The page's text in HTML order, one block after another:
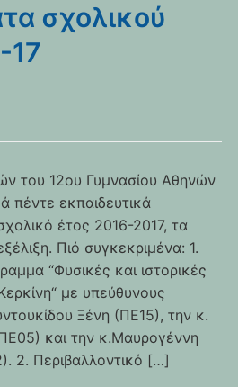
σχολικού
17
του 12ου Γυμνασίου Αθηνών
πέντε εκπαιδευτικά
έτος 2016-2017, τα
Πιό συγκεκριμένα: 1.
“Φυσικές και ιστορικές
με υπεύθυνους
Ξένη (ΠΕ15), την κ.
και την κ.Μαυρογέννη
2. Περιβαλλοντικό […]